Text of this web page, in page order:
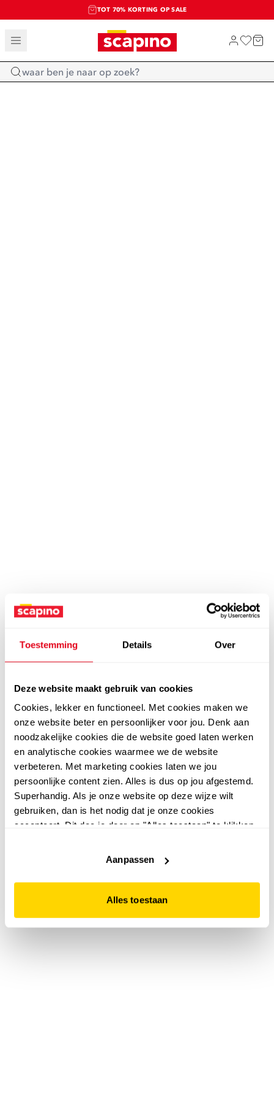
Toestemming Details Over
Deze website maakt gebruik van cookies
Cookies, lekker en functioneel. Met cookies maken we
onze website beter en persoonlijker voor jou. Denk aan
noodzakelijke cookies die de website goed laten werken
en analytische cookies waarmee we de website
verbeteren. Met marketing cookies laten we jou
persoonlijke content zien. Alles is dus op jou afgestemd.
Superhandig. Als je onze website op deze wijze wilt
gebruiken, dan is het nodig dat je onze cookies
accepteert. Dit doe je door op "Alles toestaan" te klikken.
website niet optimaal functioneert.
Aanpassen
Alles toestaan
TOT 70% KORTING OP SALE
SALE: LAATSTE KANS!
SHOP NIEUW
Home